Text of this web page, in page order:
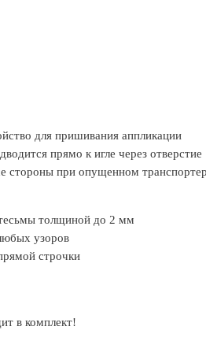
для пришивания аппликации
прямо к игле через отверстие
стороны при опущенном
толщиной до 2 мм
узоров
строчки
в комплект!